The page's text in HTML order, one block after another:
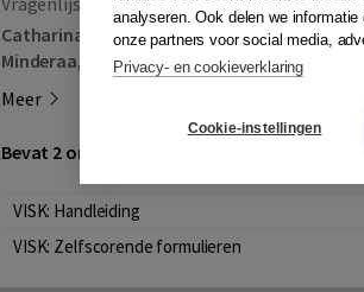
Catharina Hartman,Ellen Luteijn,Harma
Minderaa, Annelies de Bildt|Boom
Meer
Bevat 2 onderdelen, prijs vanaf 105,75
VISK: Handleiding
VISK: Zelfscorende formulieren
analyseren. Ook delen we
onze partners voor social media,
Privacy- en cookieverklaring
Cookie-instellingen